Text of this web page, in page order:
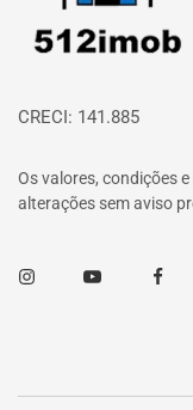
CRECI: 141.885
Os valores, condições
alterações sem aviso
InstagramYoutube